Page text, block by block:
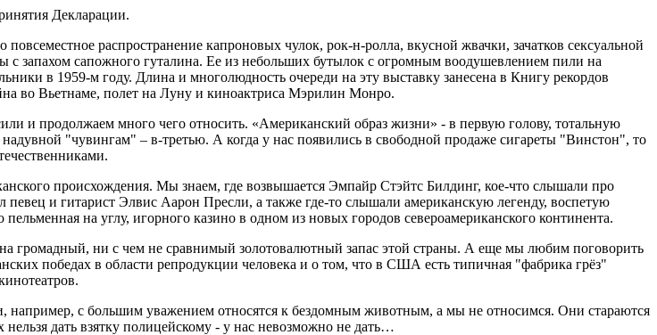
Декларации.
распространение капроновых чулок, рок-н-ролла, вкусной жвачки, зачатков сексуальной
запахом сапожного гуталина. Ее из небольших бутылок с огромным воодушевлением пили на
в 1959-м году. Длина и многолюдность очереди на эту выставку занесена в Книгу рекордов
во Вьетнаме, полет на Луну и киноактриса Мэрилин Монро.
и продолжаем много чего относить. «Американский образ жизни» - в первую голову, тотальную
"чувингам" – в-третью. А когда у нас появились в свободной продаже сигареты "Винстон", то
происхождения. Мы знаем, где возвышается Эмпайр Стэйтс Билдинг, кое-что слышали про
и гитарист Элвис Аарон Пресли, а также где-то слышали американскую легенду, воспетую
на углу, игорного казино в одном из новых городов североамериканского континента.
громадный, ни с чем не сравнимый золотовалютный запас этой страны. А еще мы любим поговорить
победах в области репродукции человека и о том, что в США есть типичная "фабрика грёз"
например, с большим уважением относятся к бездомным животным, а мы не относимся. Они стараются
дать взятку полицейскому - у нас невозможно не дать…